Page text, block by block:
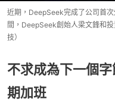
近期，DeepSeek完成了公司首
間，DeepSeek創始人梁文鋒和
技）
不求成為下一個
期加班